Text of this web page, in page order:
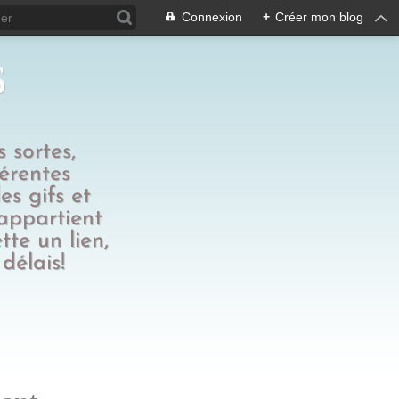
Connexion + Créer mon blog
sortes,
gifs et
un lien,